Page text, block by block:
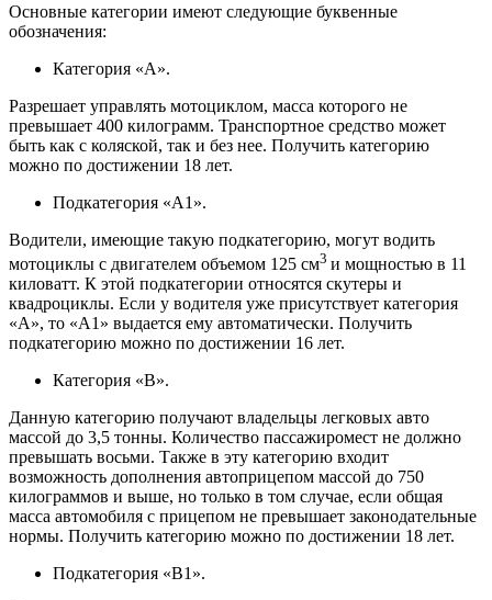
Основные категории имеют следующие буквенные
обозначения:
Категория «A».
Разрешает управлять мотоциклом, масса которого не
превышает 400 килограмм. Транспортное средство может
быть как с коляской, так и без нее. Получить категорию
можно по достижении 18 лет.
Подкатегория «A1».
Водители, имеющие такую подкатегорию, могут водить
мотоциклы с двигателем объемом 125 см3 и мощностью в 11
киловатт. К этой подкатегории относятся скутеры и
квадроциклы. Если у водителя уже присутствует категория
«A», то «A1» выдается ему автоматически. Получить
подкатегорию можно по достижении 16 лет.
Категория «B».
Данную категорию получают владельцы легковых авто
массой до 3,5 тонны. Количество пассажиромест не должно
превышать восьми. Также в эту категорию входит
возможность дополнения автоприцепом массой до 750
килограммов и выше, но только в том случае, если общая
масса автомобиля с прицепом не превышает законодательные
нормы. Получить категорию можно по достижении 18 лет.
Подкатегория «B1».